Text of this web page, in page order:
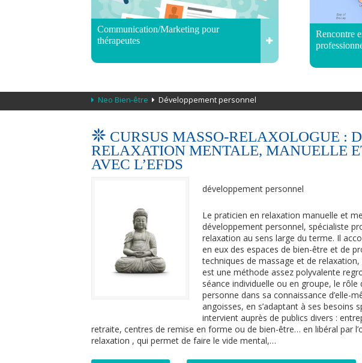
Communication/Marketing pour
thérapeutes
Rencontre
Neo Bien-être Développement personnel
CURSUS MASSO-RELAXOLOGUE :
RELAXATION MENTALE, MANUELLE
AVEC L’EFDS
développement personnel
Le praticien en relaxation manuelle et
développement personnel, spécialiste
relaxation au sens large du terme. Il
en eux des espaces de bien-être et de
techniques de massage et de
est une méthode assez polyvalente
séance individuelle ou en groupe, le rôle
personne dans sa connaissance d’elle-
angoisses, en s’adaptant à ses besoins
intervient auprès de publics divers :
retraite, centres de remise en forme ou de bien-être… en libéral par
relaxation , qui permet de faire le vide mental,…